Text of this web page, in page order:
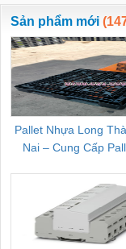
ewara
Sản phẩm mới
Pallet Nhựa Long
Nai – Cung Cấp